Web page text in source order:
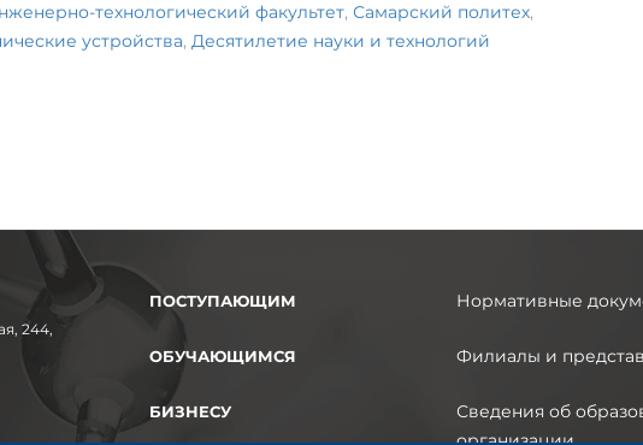
технологический факультет, Самарский политех,
устройства, Десятилетие науки и технологий
244,
ПОСТУПАЮЩИМ
ОБУЧАЮЩИМСЯ
БИЗНЕСУ
Нормативные
Филиалы и
Сведения об
организации